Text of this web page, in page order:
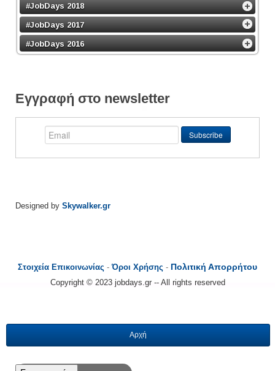
#JobDays 2018
#JobDays 2017
#JobDays 2016
Εγγραφή στο newsletter
Designed by Skywalker.gr
Στοιχεία Επικοινωνίας -Όροι Χρήσης - Πολιτική Απορρήτου
Copyright © 2023 jobdays.gr -- All rights reserved
Αρχή